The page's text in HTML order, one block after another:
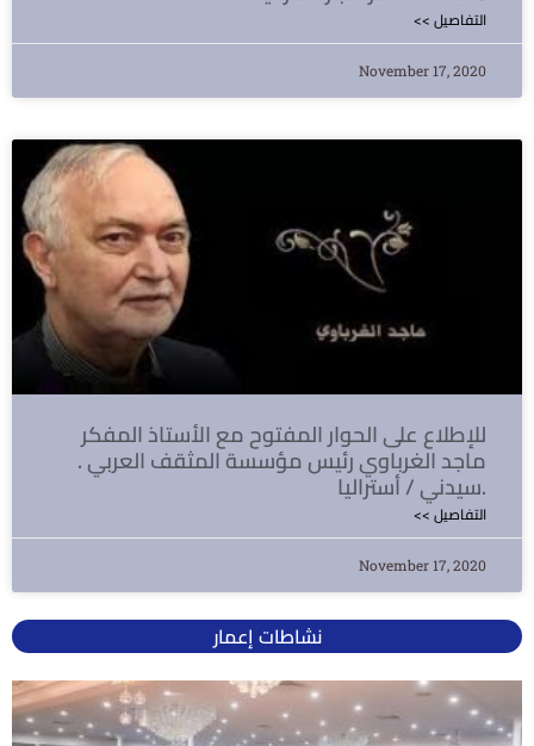
<< التفاصيل
November 17, 2020
للإطلاع على الحوار المفتوح مع الأستاذ المفكر
ماجد الغرباوي رئيس مؤسسة المثقف العربي .
سيدني / أستراليا.
<< التفاصيل
November 17, 2020
نشاطات إعمار